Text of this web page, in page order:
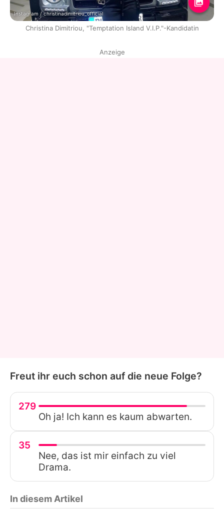
Instagram / christinadimitriou_official
Christina Dimitriou, "Temptation Island V.I.P."-Kandidatin
Anzeige
Freut ihr euch schon auf die neue Folge?
279
Oh ja! Ich kann es kaum abwarten.
35
Nee, das ist mir einfach zu viel
Drama.
In diesem Artikel